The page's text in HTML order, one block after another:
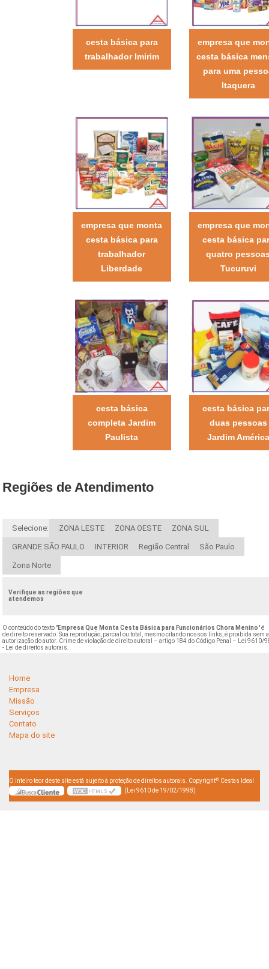
cesta básica para
trabalhador Imirim
empresa que
cesta básica
para uma
Itaquera
empresa que monta
cesta básica para
trabalhador
Liberdade
empresa que
cesta básica
quatro
Tucuruvi
cesta básica
completa Jardim
Paulista
cesta básica
duas pessoas
Jardim América
Regiões de Atendimento
Selecione: ZONA LESTE ZONA OESTE ZONA SUL
GRANDE SÃO PAULO INTERIOR Região Central São Paulo
Zona Norte
Verifique as regiões que
atendemos
O conteúdo do texto "Empresa Que Monta Cesta Básica para Funcionários Chora Menino" é
de direito reservado. Sua reprodução, parcial ou total, mesmo citando nossos links, é proibida sem a
autorização do autor. Crime de violação de direito autoral – artigo 184 do Código Penal –
Lei 9610/
- Lei de direitos autorais
Home
Empresa
Missão
Serviços
Contato
Mapa do site
O inteiro teor deste site está sujeito à proteção de direitos autorais. Copyright© Cestas Ideal
(Lei 9610 de 19/02/1998)